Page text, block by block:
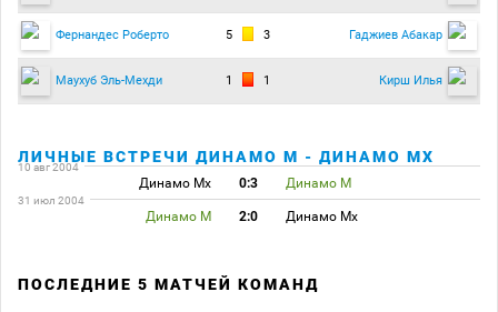
Фернандес Роберто 5 3 Гаджиев Абакар
Маухуб Эль-Мехди 1 1 Кирш Илья
ЛИЧНЫЕ ВСТРЕЧИ ДИНАМО М - ДИНАМО МХ
10 авг 2004
Динамо Мх 0:3 Динамо М
31 июл 2004
Динамо М 2:0 Динамо Мх
ПОСЛЕДНИЕ 5 МАТЧЕЙ КОМАНД